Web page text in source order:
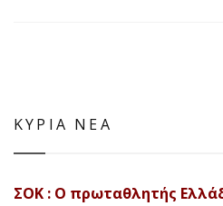
ΚΥΡΙΑ ΝΕΑ
ΣΟΚ : Ο πρωταθλητής